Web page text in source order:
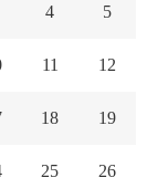
4 5
11 12
18 19
25 26